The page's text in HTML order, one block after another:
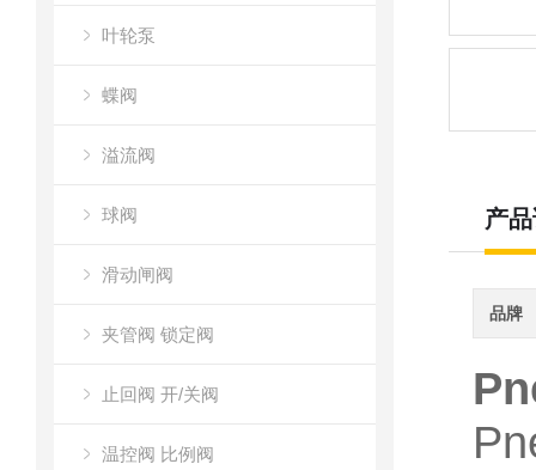
叶轮泵
蝶阀
溢流阀
球阀
滑动闸阀
夹管阀 锁定阀
止回阀 开/关阀
温控阀 比例阀
产
品牌